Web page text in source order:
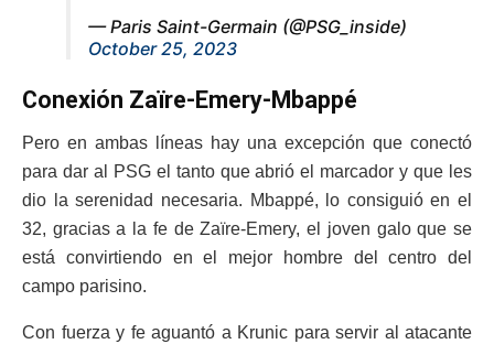
— Paris Saint-Germain (@PSG_inside)
October 25, 2023
Conexión Zaïre-Emery-Mbappé
Pero en ambas líneas hay una excepción que conectó
para dar al PSG el tanto que abrió el marcador y que les
dio la serenidad necesaria. Mbappé, lo consiguió en el
32, gracias a la fe de Zaïre-Emery, el joven galo que se
está convirtiendo en el mejor hombre del centro del
campo parisino.
Con fuerza y fe aguantó a Krunic para servir al atacante